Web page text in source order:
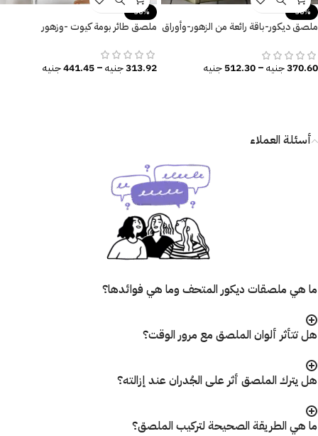
-30%
ملصق ديكور-باقة رائعة من الزهور-وأوراق
370.60جنيه–
512.30جنيه
-30%
ملصق طائر بومة كيوت -وزهور
313.92جنيه–
441.45جنيه
أسئلة العملاء
ما هي ملصقات ديكور المتحف وما هي فوائدها؟
هل تتأثر ألوان الملصق مع مرور الوقت؟
هل يترك الملصق أثر على الجُدران عند إزالته؟
ما هي الطريقة الصحيحة لتركيب الملصق؟